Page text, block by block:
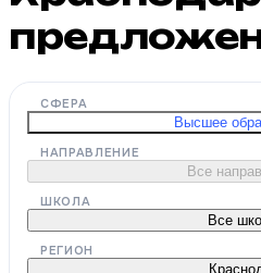
СФЕРА
Высшее
НАПРАВЛЕНИЕ
Все
ШКОЛА
Все
РЕГИОН